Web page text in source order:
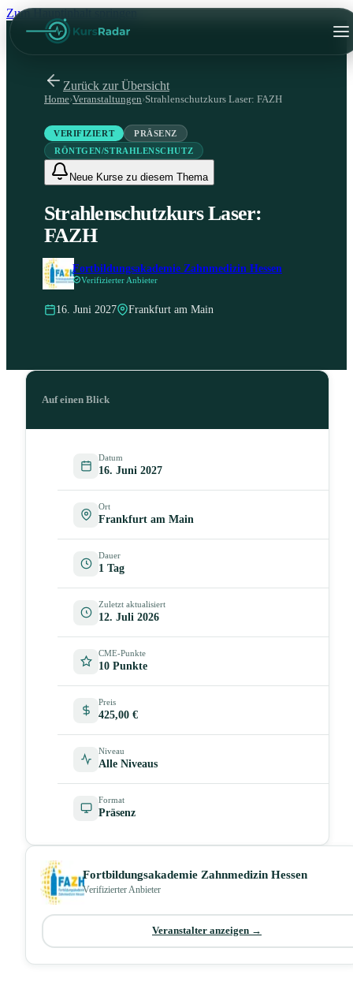
Zum Hauptinhalt springen
Zurück zur Übersicht
Home›Veranstaltungen›Strahlenschutzkurs Laser: FAZH
VERIFIZIERT
PRÄSENZ
RÖNTGEN/STRAHLENSCHUTZ
Neue Kurse zu diesem Thema
Strahlenschutzkurs Laser:
FAZH
Fortbildungsakademie Zahnmedizin Hessen
Verifizierter Anbieter
16. Juni 2027 Frankfurt am Main
Auf einen Blick
Datum
16. Juni 2027
Ort
Frankfurt am Main
Dauer
1 Tag
Zuletzt aktualisiert
12. Juli 2026
CME-Punkte
10 Punkte
Preis
425,00 €
Niveau
Alle Niveaus
Format
Präsenz
Fortbildungsakademie Zahnmedizin Hessen
Verifizierter Anbieter
Veranstalter anzeigen →